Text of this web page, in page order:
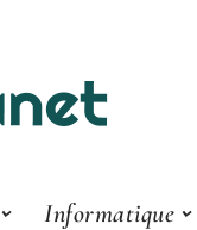
Informatique